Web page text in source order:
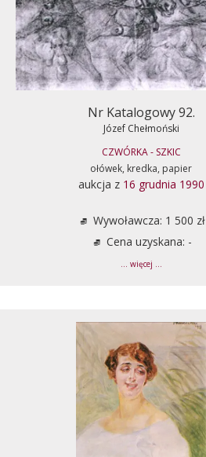
Nr Katalogowy 92.
Józef Chełmoński
CZWÓRKA - SZKIC
ołówek, kredka, papier
aukcja z 16 grudnia 1990
Wywoławcza: 1 500 zł
Cena uzyskana: -
... więcej ...